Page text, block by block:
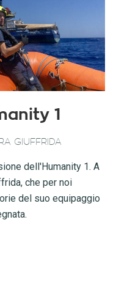
1
GIUFFRIDA
dell'Humanity 1. A
che per noi
del suo equipaggio